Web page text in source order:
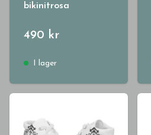
bikinitrosa
490 kr
I lager